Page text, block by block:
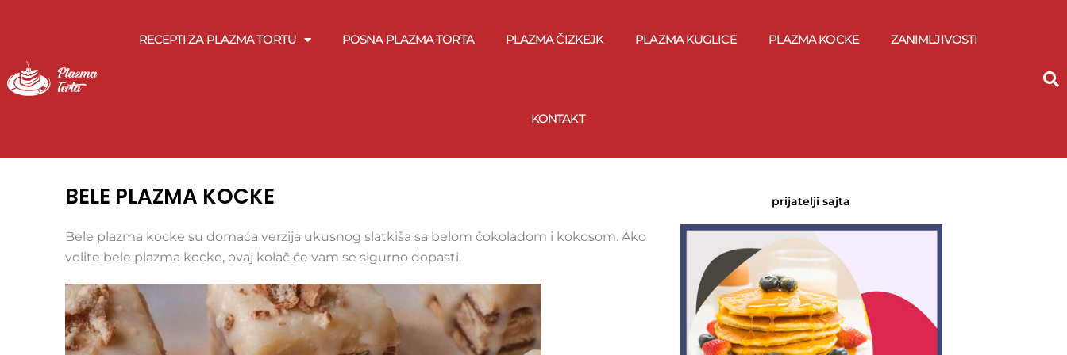
RECEPTI ZA PLAZMA TORTU POSNA PLAZMA TORTA PLAZMA ČIZKEJK PLAZMA KUGLICE PLAZMA KOCKE ZANIMLJIVOSTI
KONTAKT
BELE PLAZMA KOCKE
Bele plazma kocke su domaća verzija ukusnog slatkiša sa belom čokoladom i kokosom. Ako
volite bele plazma kocke, ovaj kolač će vam se sigurno dopasti.
prijatelji sajta